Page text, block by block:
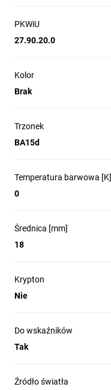
PKWiU
27.90.20.0
Kolor
Brak
Trzonek
BA15d
Temperatura barwowa [K]
0
Średnica [mm]
18
Krypton
Nie
Do wskaźników
Tak
Źródło światła